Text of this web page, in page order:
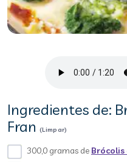
Ingredientes de:
Fran (Limpar)
300,0 gramas de Brócolis